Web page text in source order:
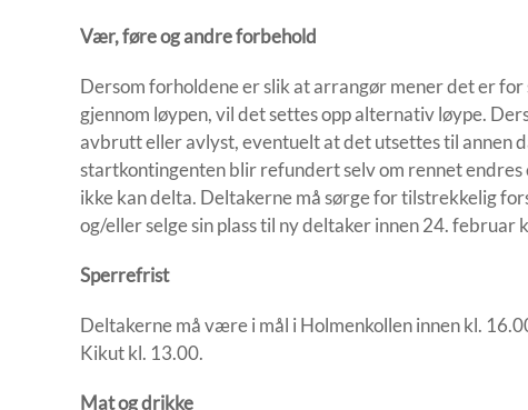
Vær, føre og andre forbehold
Dersom forholdene er slik at arrangør mener det er
gjennom løypen, vil det settes opp alternativ løype.
avbrutt eller avlyst, eventuelt at det utsettes til annen
startkontingenten blir refundert selv om rennet endres
ikke kan delta. Deltakerne må sørge for tilstrekkelig
og/eller selge sin plass til ny deltaker innen 24. februar
Sperrefrist
Deltakerne må være i mål i Holmenkollen innen kl.
Kikut kl. 13.00.
Mat og drikke